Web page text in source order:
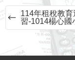
便
服
114年租稅教育
習-1014楊心國